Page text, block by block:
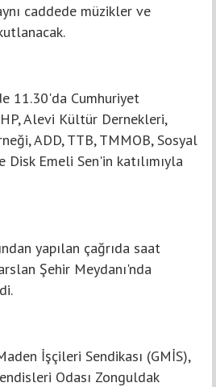
caddede müzikler ve
11.30'da Cumhuriyet
Alevi Kültür Dernekleri,
ADD, TTB, TMMOB, Sosyal
Disk Emeli Sen'in katılımıyla
yapılan çağrıda saat
Şehir Meydanı'nda
İşçileri Sendikası (GMİS),
Odası Zonguldak